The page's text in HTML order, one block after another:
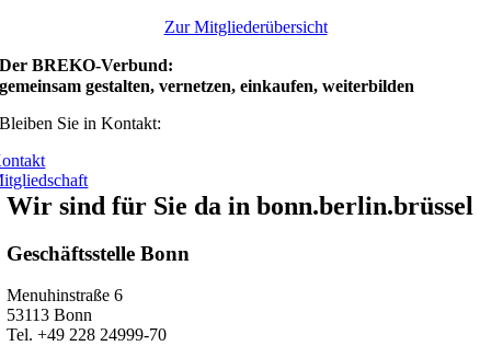
Zur Mitgliederübersicht
Der BREKO-Verbund:
gemeinsam gestalten, vernetzen, einkaufen, weiterbilden
Bleiben Sie in Kontakt:
Wir sind für Sie da in bonn.berlin.brüssel
Geschäftsstelle Bonn
Menuhinstraße 6
53113 Bonn
Tel. +49 228 24999-70